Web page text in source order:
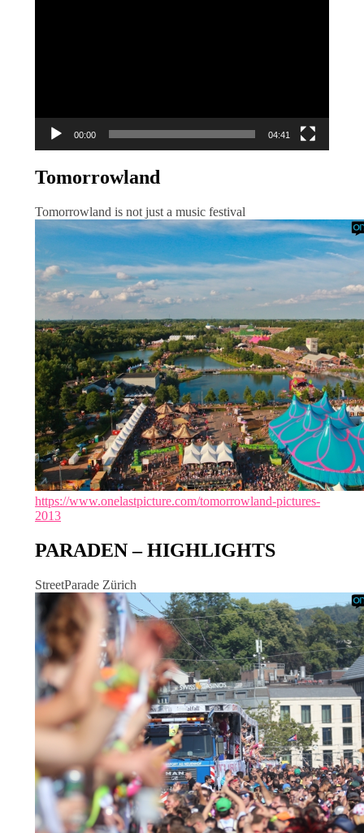
00:00 04:41
Tomorrowland
Tomorrowland is not just a music festival
https://www.onelastpicture.com/tomorrowland-pictures-
2013
PARADEN – HIGHLIGHTS
StreetParade Zürich